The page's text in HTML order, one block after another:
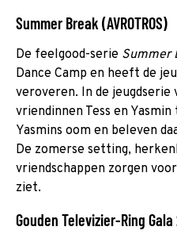
Summer Break (AVROTROS)
De feelgood-serie Summer
Dance Camp en heeft de
veroveren. In de jeugdserie
vriendinnen Tess en
Yasmins oom en beleven
De zomerse setting,
vriendschappen zorgen
ziet.
Gouden Televizier-Ring